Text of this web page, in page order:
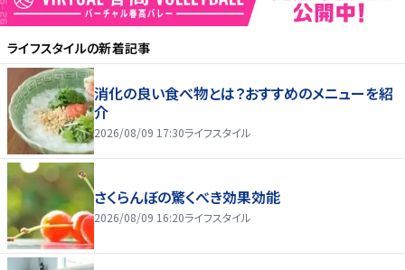
ライフスタイルの新着記事
消化の良い食べ物とは？おすすめのメニューを紹
介
2026/08/09 17:30ライフスタイル
さくらんぼの驚くべき効果効能
2026/08/09 16:20ライフスタイル